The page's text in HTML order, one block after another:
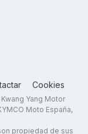
Cookies
Yang Motor
Moto España,
propiedad de sus